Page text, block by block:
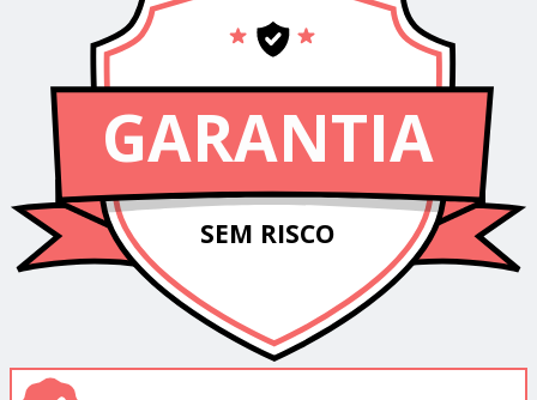
GARANTIA
SEM RISCO